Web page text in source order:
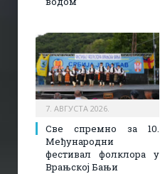
7. АВГУСТА 2026.
Све спремно за 10.
Међународни
фестивал фолклора у
Врањској Бањи